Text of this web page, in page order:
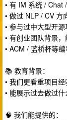
• 有 IM 系统 / Chat
• 做过 NLP / CV 方
• 参与过中大型开源
• 有创业团队背景
• ACM / 蓝桥杯等
📚 教育背景：
• 我们更看重项目
• 能展示过去做过
🧠 我们能提供的：